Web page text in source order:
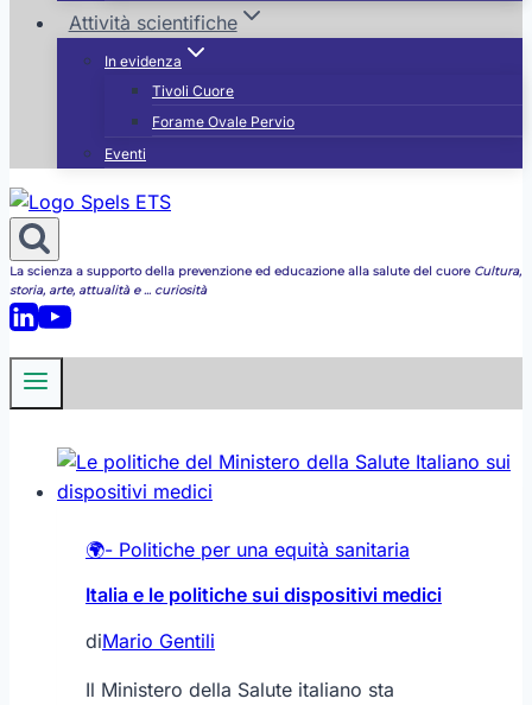
Attività scientifiche
In evidenza
Tivoli Cuore
Forame Ovale Pervio
Eventi
La scienza a supporto della prevenzione ed educazione alla salute del cuore Cultura,
storia, arte, attualità e ... curiosità
🌍- Politiche per una equità sanitaria
Italia e le politiche sui dispositivi medici
diMario Gentili
Il Ministero della Salute italiano sta